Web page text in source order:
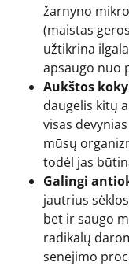
žarnyno
(maistas
užtikrina
apsaugo nuo
Aukštos
daugelis kitų
visas
mūsų
todėl jas
Galingi
jautrius
bet ir saugo
radikalų
senėjimo